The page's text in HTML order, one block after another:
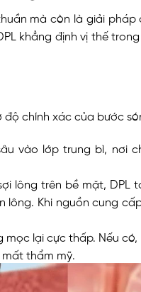
mà còn là giải pháp
khẳng định vị thế
chính xác của bước
vào lớp trung bì, nơi
lông trên bề mặt, DPL
lông. Khi nguồn cung
mọc lại cực thấp. Nếu có,
thẩm mỹ.